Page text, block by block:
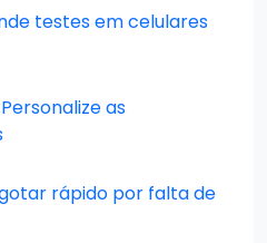
testes em celulares
as
rápido por falta de